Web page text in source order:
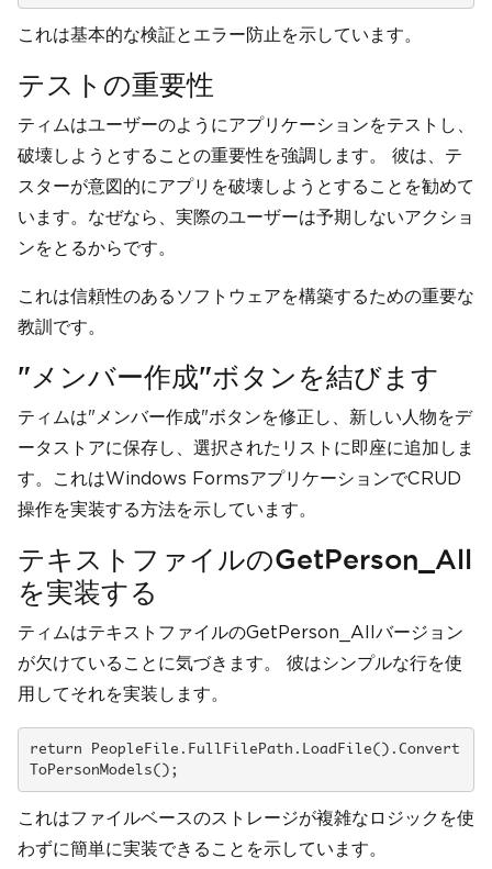
これは基本的な検証とエラー防止を示しています。
テストの重要性
ティムはユーザーのようにアプリケーションをテストし、
破壊しようとすることの重要性を強調します。 彼は、テ
スターが意図的にアプリを破壊しようとすることを勧めて
います。なぜなら、実際のユーザーは予期しないアクショ
ンをとるからです。
これは信頼性のあるソフトウェアを構築するための重要な
教訓です。
"メンバー作成"ボタンを結びます
ティムは"メンバー作成"ボタンを修正し、新しい人物をデ
ータストアに保存し、選択されたリストに即座に追加しま
す。これはWindows FormsアプリケーションでCRUD
操作を実装する方法を示しています。
テキストファイルのGetPerson_All
を実装する
ティムはテキストファイルのGetPerson_Allバージョン
が欠けていることに気づきます。 彼はシンプルな行を使
用してそれを実装します。
return PeopleFile.FullFilePath.LoadFile().Convert
ToPersonModels();
これはファイルベースのストレージが複雑なロジックを使
わずに簡単に実装できることを示しています。